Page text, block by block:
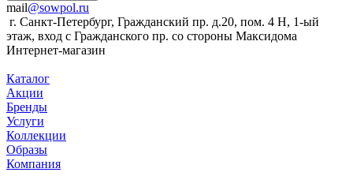
mail@sowpol.ru
г. Санкт-Петербург, Гражданский пр. д.20, пом. 4 Н, 1-ый
этаж, вход с Гражданского пр. со стороны Максидома
Интернет-магазин
Каталог
Акции
Бренды
Услуги
Коллекции
Образы
Компания